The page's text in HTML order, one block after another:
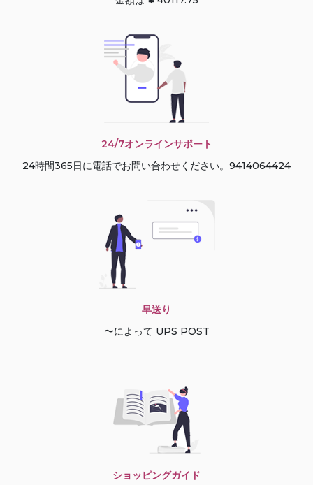
24/7オンラインサポート
24時間365日に電話でお問い合わせください。9414064424
早送り
〜によって UPS POST
ショッピングガイド